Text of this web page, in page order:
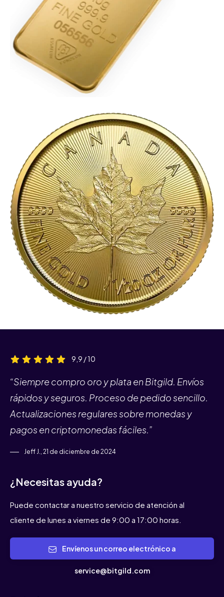
9,9 / 10
“Siempre compro oro y plata en Bitgild. Envíos
rápidos y seguros. Proceso de pedido sencillo.
Actualizaciones regulares sobre monedas y
pagos en criptomonedas fáciles.”
Jeff J., 21 de diciembre de 2024
¿Necesitas ayuda?
Puede contactar a nuestro servicio de atención al
cliente de lunes a viernes de 9:00 a 17:00 horas.
service@bitgild.com